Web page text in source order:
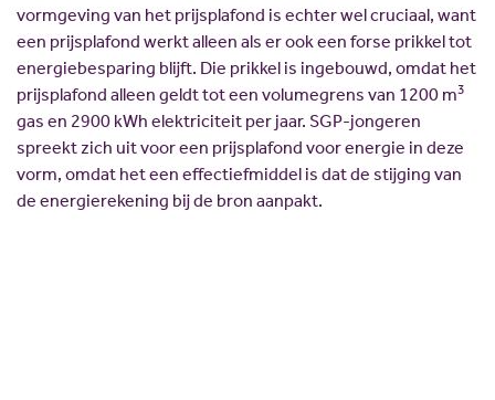
vormgeving van het prijsplafond is echter wel cruciaal, want
een prijsplafond werkt alleen als er ook een forse prikkel tot
energiebesparing blijft. Die prikkel is ingebouwd, omdat het
prijsplafond alleen geldt tot een volumegrens van 1200 m3
gas en 2900 kWh elektriciteit per jaar. SGP-jongeren
spreekt zich uit voor een prijsplafond voor energie in deze
vorm, omdat het een effectiefmiddel is dat de stijging van
de energierekening bij de bron aanpakt.